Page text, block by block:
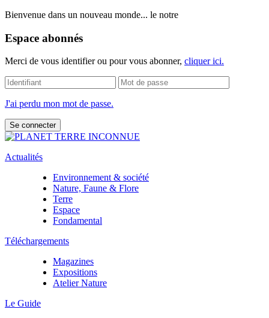
Bienvenue dans un nouveau monde... le notre
Espace abonnés
Merci de vous identifier ou pour vous abonner, cliquer ici.
J'ai perdu mon mot de passe.
Actualités
Environnement & société
Nature, Faune & Flore
Terre
Espace
Fondamental
Téléchargements
Magazines
Expositions
Atelier Nature
Le Guide